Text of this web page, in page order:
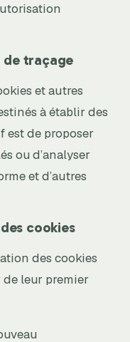
de traçage
et autres
à établir des
est de proposer
ou d’analyser
et d’autres
cookies
des cookies
de leur premier